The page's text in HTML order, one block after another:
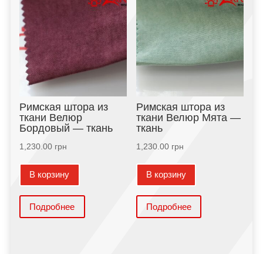
Римская штора из
ткани Велюр
Бордовый — ткань
1,230.00грн
В корзину
Подробнее
Римская штора из
ткани Велюр Мята —
ткань
1,230.00грн
В корзину
Подробнее